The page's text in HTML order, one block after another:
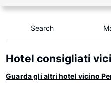
Search
Hotel consigliati
Guarda gli altri hotel vicino